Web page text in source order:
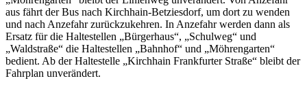
aus fährt der Bus nach Kirchhain-Betziesdorf, um dort zu wenden
und nach Anzefahr zurückzukehren. In Anzefahr werden dann als
Ersatz für die Haltestellen „Bürgerhaus“, „Schulweg“ und
„Waldstraße“ die Haltestellen „Bahnhof“ und „Möhrengarten“
bedient. Ab der Haltestelle „Kirchhain Frankfurter Straße“ bleibt der
Fahrplan unverändert.